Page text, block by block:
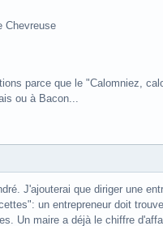
Chevreuse
parce que le "Calomniez,
ou à Bacon...
J'ajouterai que diriger une
un entrepreneur doit
Un maire a déjà le chiffre